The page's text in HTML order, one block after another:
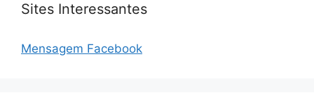
Sites Interessantes
Mensagem Facebook